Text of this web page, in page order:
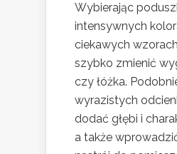
Wybierając
intensywnych
ciekawych
szybko zmienić
czy łóżka.
wyrazistych
dodać głębi i
a także